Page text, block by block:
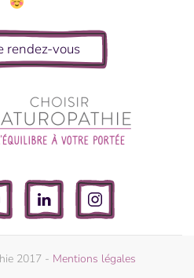
rendez-vous
2017 - Mentions légales